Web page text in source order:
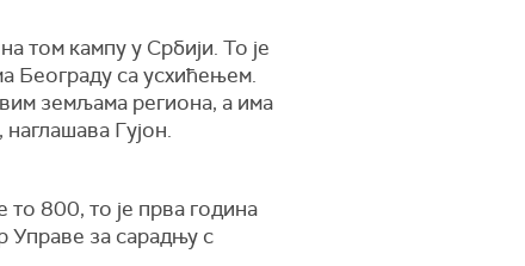
том кампу у Србији. То је
Београду са усхићењем.
земљама региона, а има
Гујон.
800, то је прва година
Управе за сарадњу с